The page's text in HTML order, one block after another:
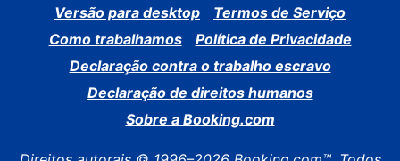
Versão para desktop
Termos de Serviço
Como trabalhamos
Política de Privacidade
Declaração contra o trabalho escravo
Declaração de direitos humanos
Sobre a Booking.com